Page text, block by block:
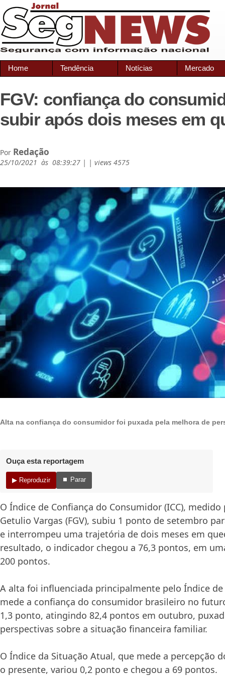
Home Tendência Notícias Mercado
FGV: confiança do
subir após dois meses em
Por Redação
25/10/2021 às 08:39:27 | | views 4575
Alta na confiança do consumidor foi puxada pela melhora de
Ouça esta reportagem
▶ Reproduzir ⏹ Parar
O Índice de Confiança do Consumidor (ICC), medido
Getulio Vargas (FGV), subiu 1 ponto de setembro
e interrompeu uma trajetória de dois meses em
resultado, o indicador chegou a 76,3 pontos, em
200 pontos.
A alta foi influenciada principalmente pelo Índice de
mede a confiança do consumidor brasileiro no
1,3 ponto, atingindo 82,4 pontos em outubro,
perspectivas sobre a situação financeira familiar.
O Índice da Situação Atual, que mede a percepção
o presente, variou 0,2 ponto e chegou a 69 pontos.